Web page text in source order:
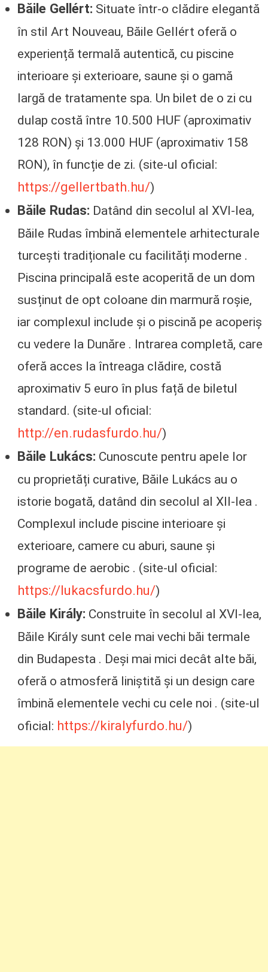
Băile Gellért: Situate într-o clădire elegantă
în stil Art Nouveau, Băile Gellért oferă o
experiență termală autentică, cu piscine
interioare și exterioare, saune și o gamă
largă de tratamente spa. Un bilet de o zi cu
dulap costă între 10.500 HUF (aproximativ
128 RON) și 13.000 HUF (aproximativ 158
RON), în funcție de zi. (site-ul oficial:
https://gellertbath.hu/)
Băile Rudas: Datând din secolul al XVI-lea,
Băile Rudas îmbină elementele arhitecturale
turcești tradiționale cu facilități moderne .
Piscina principală este acoperită de un dom
susținut de opt coloane din marmură roșie,
iar complexul include și o piscină pe acoperiș
cu vedere la Dunăre . Intrarea completă, care
oferă acces la întreaga clădire, costă
aproximativ 5 euro în plus față de biletul
standard. (site-ul oficial:
http://en.rudasfurdo.hu/)
Băile Lukács: Cunoscute pentru apele lor
cu proprietăți curative, Băile Lukács au o
istorie bogată, datând din secolul al XII-lea .
Complexul include piscine interioare și
exterioare, camere cu aburi, saune și
programe de aerobic . (site-ul oficial:
https://lukacsfurdo.hu/)
Băile Király: Construite în secolul al XVI-lea,
Băile Király sunt cele mai vechi băi termale
din Budapesta . Deși mai mici decât alte băi,
oferă o atmosferă liniștită și un design care
îmbină elementele vechi cu cele noi . (site-ul
oficial: https://kiralyfurdo.hu/)